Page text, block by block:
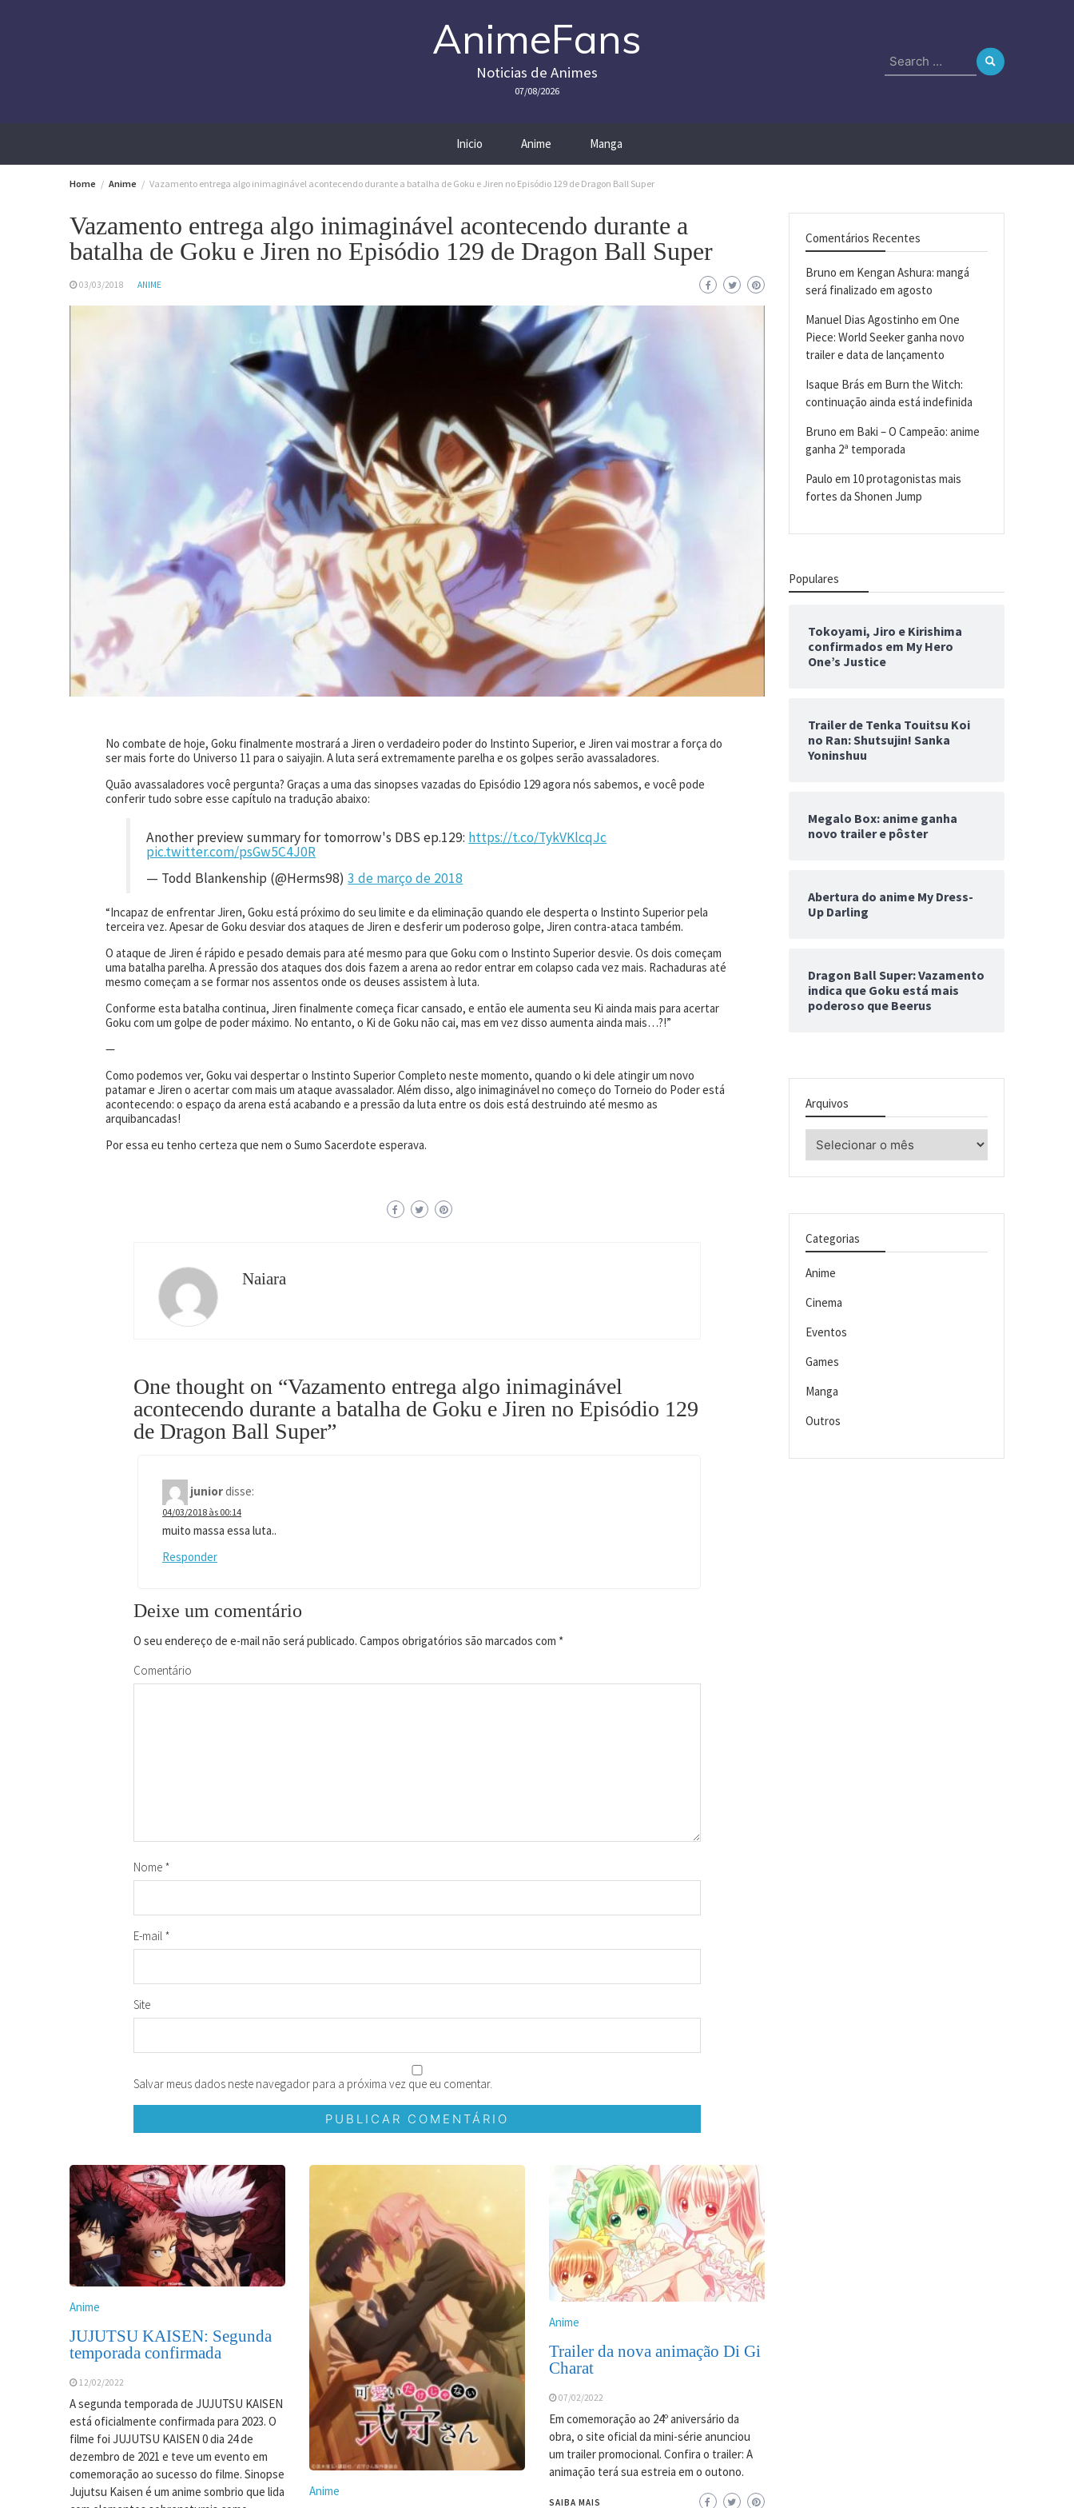
AnimeFans
Noticias de Animes
07/08/2026
Search
for:
Inicio Anime Manga
Home Anime Vazamento entrega algo inimaginável acontecendo durante a batalha de Goku e Jiren no Episódio 129 de Dragon Ball Super
Vazamento entrega algo inimaginável acontecendo durante a
batalha de Goku e Jiren no Episódio 129 de Dragon Ball Super
03/03/2018 ANIME
No combate de hoje, Goku finalmente mostrará a Jiren o verdadeiro poder do Instinto Superior, e Jiren vai mostrar a força do
ser mais forte do Universo 11 para o saiyajin. A luta será extremamente parelha e os golpes serão avassaladores.
Quão avassaladores você pergunta? Graças a uma das sinopses vazadas do Episódio 129 agora nós sabemos, e você pode
conferir tudo sobre esse capítulo na tradução abaixo:
Another preview summary for tomorrow's DBS ep.129: https://t.co/TykVKlcqJc
pic.twitter.com/psGw5C4J0R
— Todd Blankenship (@Herms98)3 de março de 2018
“Incapaz de enfrentar Jiren, Goku está próximo do seu limite e da eliminação quando ele desperta o Instinto Superior pela
terceira vez. Apesar de Goku desviar dos ataques de Jiren e desferir um poderoso golpe, Jiren contra-ataca também.
O ataque de Jiren é rápido e pesado demais para até mesmo para que Goku com o Instinto Superior desvie. Os dois começam
uma batalha parelha. A pressão dos ataques dos dois fazem a arena ao redor entrar em colapso cada vez mais. Rachaduras até
mesmo começam a se formar nos assentos onde os deuses assistem à luta.
Conforme esta batalha continua, Jiren finalmente começa ficar cansado, e então ele aumenta seu Ki ainda mais para acertar
Goku com um golpe de poder máximo. No entanto, o Ki de Goku não cai, mas em vez disso aumenta ainda mais…?!”
—
Como podemos ver, Goku vai despertar o Instinto Superior Completo neste momento, quando o ki dele atingir um novo
patamar e Jiren o acertar com mais um ataque avassalador. Além disso, algo inimaginável no começo do Torneio do Poder está
acontecendo: o espaço da arena está acabando e a pressão da luta entre os dois está destruindo até mesmo as
arquibancadas!
Por essa eu tenho certeza que nem o Sumo Sacerdote esperava.
Naiara
One thought on “Vazamento entrega algo inimaginável
acontecendo durante a batalha de Goku e Jiren no Episódio 129
de Dragon Ball Super”
juniordisse:
04/03/2018 às 00:14
muito massa essa luta..
Responder
Deixe um comentário
O seu endereço de e-mail não será publicado. Campos obrigatórios são marcados com *
Comentário
Nome *
E-mail *
Site
Salvar meus dados neste navegador para a próxima vez que eu comentar.
Anime
JUJUTSU KAISEN: Segunda
temporada confirmada
12/02/2022
A segunda temporada de JUJUTSU KAISEN
está oficialmente confirmada para 2023. O
filme foi JUJUTSU KAISEN 0 dia 24 de
dezembro de 2021 e teve um evento em
comemoração ao sucesso do filme. Sinopse
Jujutsu Kaisen é um anime sombrio que lida
Anime
Anime
Trailer da nova animação Di Gi
Charat
07/02/2022
Em comemoração ao 24º aniversário da
obra, o site oficial da mini-série anunciou
um trailer promocional. Confira o trailer: A
animação terá sua estreia em o outono.
SAIBA MAIS
Comentários Recentes
Bruno em Kengan Ashura: mangá
será finalizado em agosto
Manuel Dias Agostinho em One
Piece: World Seeker ganha novo
trailer e data de lançamento
Isaque Brás em Burn the Witch:
continuação ainda está indefinida
Bruno em Baki – O Campeão: anime
ganha 2ª temporada
Paulo em 10 protagonistas mais
fortes da Shonen Jump
Populares
Tokoyami, Jiro e Kirishima
confirmados em My Hero
One’s Justice
Trailer de Tenka Touitsu Koi
no Ran: Shutsujin! Sanka
Yoninshuu
Megalo Box: anime ganha
novo trailer e pôster
Abertura do anime My Dress-
Up Darling
Dragon Ball Super: Vazamento
indica que Goku está mais
poderoso que Beerus
Arquivos
Arquivos
Categorias
Anime
Cinema
Eventos
Games
Manga
Outros